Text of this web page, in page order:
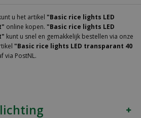
u het artikel "Basic rice lights LED
online kopen. "Basic rice lights LED
kunt u snel en gemakkelijk bestellen via onze
"Basic rice lights LED transparant 40
via PostNL.